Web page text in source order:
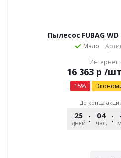
Пылесос FUBAG WD
Мало
Интернет
р /шт
15%
До конца
25
дней
04
час.